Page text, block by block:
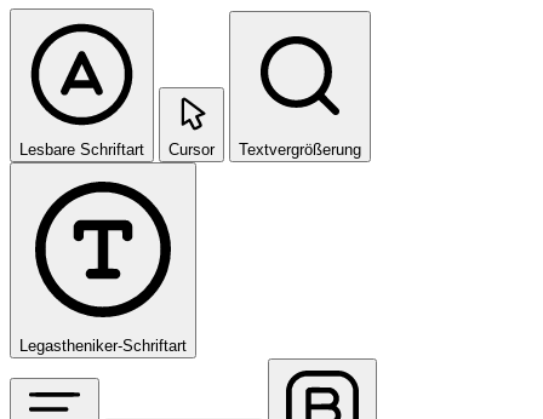
Lesbare Schriftart Cursor Textvergrößerung
Legastheniker-Schriftart